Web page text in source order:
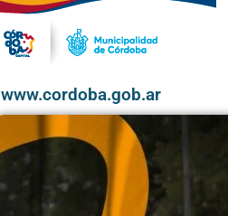
www.cordoba.gob.ar